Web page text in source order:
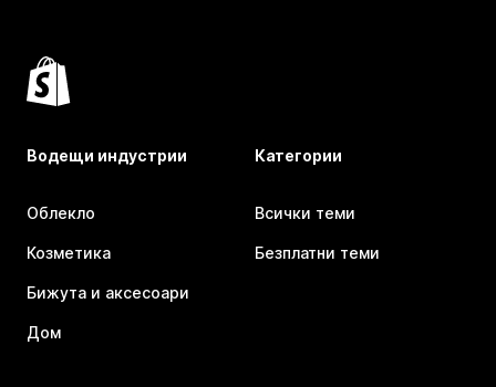
Водещи индустрии
Облекло
Козметика
Бижута и аксесоари
Дом
Категории
Всички теми
Безплатни теми